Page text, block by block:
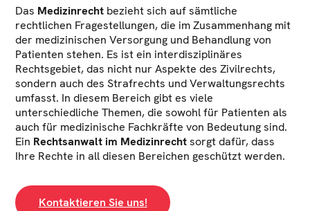
Das Medizinrecht bezieht sich auf sämtliche
rechtlichen Fragestellungen, die im Zusammenhang mit
der medizinischen Versorgung und Behandlung von
Patienten stehen. Es ist ein interdisziplinäres
Rechtsgebiet, das nicht nur Aspekte des Zivilrechts,
sondern auch des Strafrechts und Verwaltungsrechts
umfasst. In diesem Bereich gibt es viele
unterschiedliche Themen, die sowohl für Patienten als
auch für medizinische Fachkräfte von Bedeutung sind.
Ein Rechtsanwalt im Medizinrechtsorgt dafür, dass
Ihre Rechte in all diesen Bereichen geschützt werden.
Kontaktieren Sie uns!